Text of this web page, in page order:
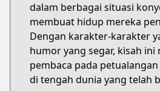
dalam berbagai situasi
membuat hidup mereka
Dengan karakter-karakter
humor yang segar, kisah ini
pembaca pada
di tengah dunia yang telah